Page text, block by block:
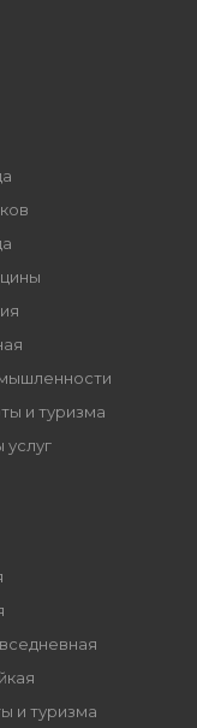
и туризма
и туризма